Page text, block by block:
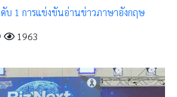
ดับ 1 การแข่งขันอ่านข่าวภาษาอังกฤษ
1963